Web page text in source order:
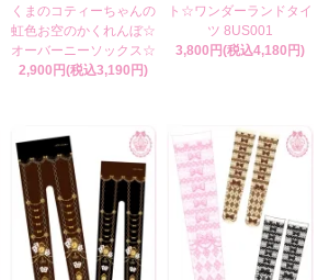
くまのコティーちゃんの
虹色お空のかくれんぼ☆
オーバーニーソックス☆
2,900円(税込3,190円)
ト☆ワンダーランドタイ
ツ 8US001
3,800円(税込4,180円)